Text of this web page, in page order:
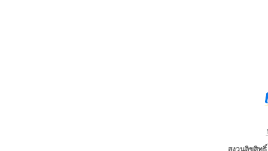
สงวนลิขสิท